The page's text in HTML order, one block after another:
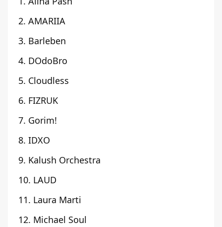
2. AMARIIA
3. Barleben
4. DOdoBro
5. Cloudless
6. FIZRUK
7. Gorim!
8. IDXO
9. Kalush Orchestra
10. LAUD
11. Laura Marti
12. Michael Soul